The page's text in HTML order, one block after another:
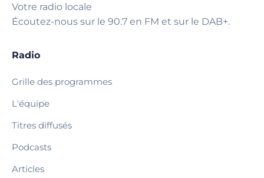
Votre radio locale
Écoutez-nous sur le 90.7 en FM et sur le DAB+.
Radio
Grille des programmes
L'équipe
Titres diffusés
Podcasts
Articles